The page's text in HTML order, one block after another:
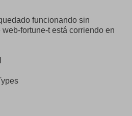
funcionando sin
fortune-t está corriendo en